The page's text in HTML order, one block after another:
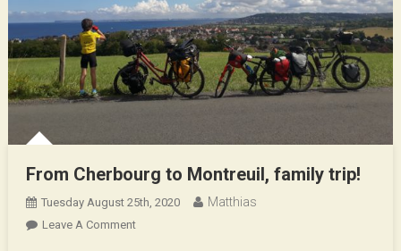
From Cherbourg to Montreuil, family trip!
Tuesday August 25th, 2020 Matthias
Leave A CommentOn